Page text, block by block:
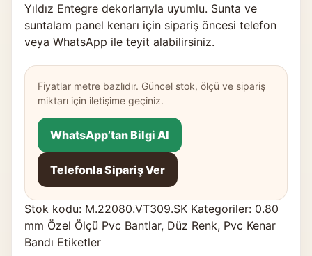
Yıldız Entegre dekorlarıyla uyumlu. Sunta ve
suntalam panel kenarı için sipariş öncesi telefon
veya WhatsApp ile teyit alabilirsiniz.
Fiyatlar metre bazlıdır. Güncel stok, ölçü ve sipariş
miktarı için iletişime geçiniz.
WhatsApp’tan Bilgi Al
Telefonla Sipariş Ver
Stok kodu: M.22080.VT309.SK Kategoriler: 0.80
mm Özel Ölçü Pvc Bantlar, Düz Renk, Pvc Kenar
Bandı Etiketler